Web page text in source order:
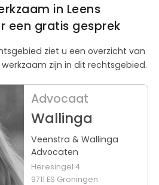
in Leens
een gratis gesprek
ziet u een overzicht van
zijn in dit rechtsgebied.
Advocaat
Wallinga
Veenstra & Wallinga
Advocaten
Heresingel 4
9711 ES Groningen